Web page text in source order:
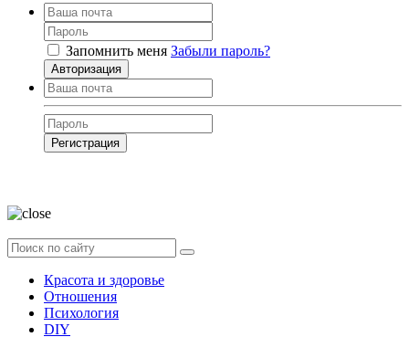
Запомнить меня Забыли пароль?
Авторизация
Регистрация
Красота и здоровье
Отношения
Психология
DIY